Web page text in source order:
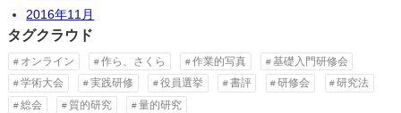
2016年11月
タグクラウド
オンライン 作ら、さくら 作業的写真
基礎入門研修会
学術大会
実践研修 役員選挙 書評 研修会
研究法
総会
質的研究 量的研究